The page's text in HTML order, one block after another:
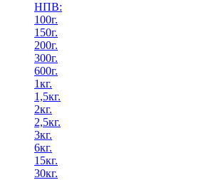
НПВ:
100г.
150г.
200г.
300г.
600г.
1кг.
1,5кг.
2кг.
2,5кг.
3кг.
6кг.
15кг.
30кг.